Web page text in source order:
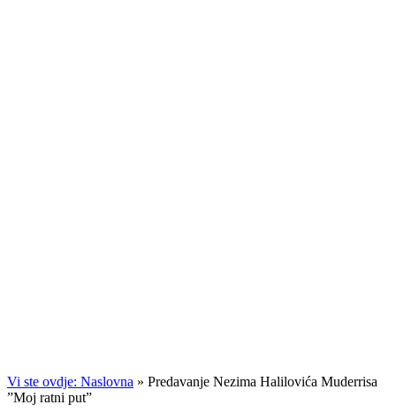
Vi ste ovdje: Naslovna » Predavanje Nezima Halilovića Muderrisa
”Moj ratni put”